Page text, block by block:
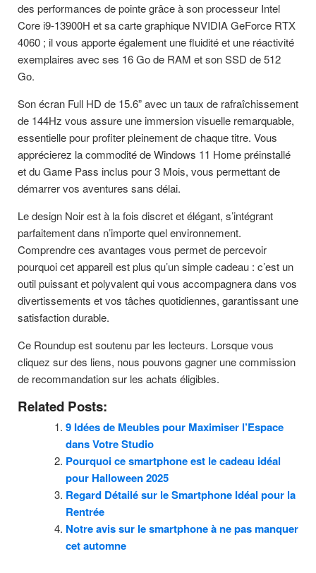
des performances de pointe grâce à son processeur Intel
Core i9-13900H et sa carte graphique NVIDIA GeForce RTX
4060 ; il vous apporte également une fluidité et une réactivité
exemplaires avec ses 16 Go de RAM et son SSD de 512
Go.
Son écran Full HD de 15.6” avec un taux de rafraîchissement
de 144Hz vous assure une immersion visuelle remarquable,
essentielle pour profiter pleinement de chaque titre. Vous
apprécierez la commodité de Windows 11 Home préinstallé
et du Game Pass inclus pour 3 Mois, vous permettant de
démarrer vos aventures sans délai.
Le design Noir est à la fois discret et élégant, s’intégrant
parfaitement dans n’importe quel environnement.
Comprendre ces avantages vous permet de percevoir
pourquoi cet appareil est plus qu’un simple cadeau : c’est un
outil puissant et polyvalent qui vous accompagnera dans vos
divertissements et vos tâches quotidiennes, garantissant une
satisfaction durable.
Ce Roundup est soutenu par les lecteurs. Lorsque vous
cliquez sur des liens, nous pouvons gagner une commission
de recommandation sur les achats éligibles.
Related Posts:
9 Idées de Meubles pour Maximiser l’Espace
dans Votre Studio
Pourquoi ce smartphone est le cadeau idéal
pour Halloween 2025
Regard Détailé sur le Smartphone Idéal pour la
Rentrée
Notre avis sur le smartphone à ne pas manquer
cet automne